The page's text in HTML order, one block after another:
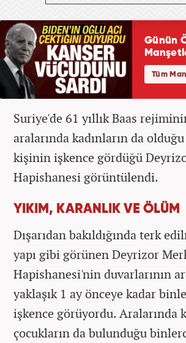
Suriye'de 61 yıllık Baas
aralarında kadınların da
kişinin işkence gördüğü
Hapishanesi görüntülendi.
YIKIM, KARANLIK VE ÖLÜM
Dışarıdan bakıldığında terk
yapı gibi görünen Deyrizor
Hapishanesi'nin duvarlarının
yaklaşık 1 ay önceye kadar
işkence görüyordu. Aralarında
çocukların da bulunduğu